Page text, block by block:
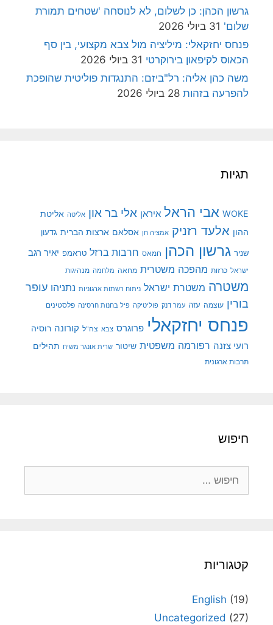
גרשון הכהן: כן לשלום, לא לנוסחה 'שטחים תמורת
שלום' 31 ביולי 2026
פנחס יחזקאלי: מיליציה מול צבא מקצועי, בין סף
הכאוס לקיפאון בירוקרטי 31 ביולי 2026
משה כהן אליה: רל"ביזם: התנגדות פוליטית שהופכת
להפרעה בזהות 28 ביולי 2026
תגיות
WOKE אבי הראל איראן אלי בר און אליטה אליטת
ההון אלעד רזניק אמציה חן אסלאם ארצות הברית גדעון
שניר גרשון הכהן חמאס חרבות ברזל טראמפ יאיר רגב
ישראל כרזות מהפכה משטרית מחאה מלחמה מנהיגות
משטרה משטרת ישראל ניתוח רשתות ארגוניות נתניהו עופר
בורין עוצמה עזה עמר דנק פוליטיקה פיל בחנות חרסינה פלסטינים
פנחס יחזקאלי פרוגרס צבא צה"ל קורונה רוסיה
רועי צזנה רפורמה משפטית שיטור שרית אונגר משיח תהילים
תרבות ארגונית
חיפוש
קטגוריות
English (19)
Uncategorized (27)